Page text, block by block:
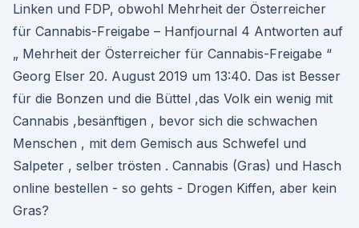
Linken und FDP, obwohl Mehrheit der Österreicher
für Cannabis-Freigabe – Hanfjournal 4 Antworten auf
„ Mehrheit der Österreicher für Cannabis-Freigabe “
Georg Elser 20. August 2019 um 13:40. Das ist Besser
für die Bonzen und die Büttel ,das Volk ein wenig mit
Cannabis ,besänftigen , bevor sich die schwachen
Menschen , mit dem Gemisch aus Schwefel und
Salpeter , selber trösten . Cannabis (Gras) und Hasch
online bestellen - so gehts - Drogen Kiffen, aber kein
Gras?